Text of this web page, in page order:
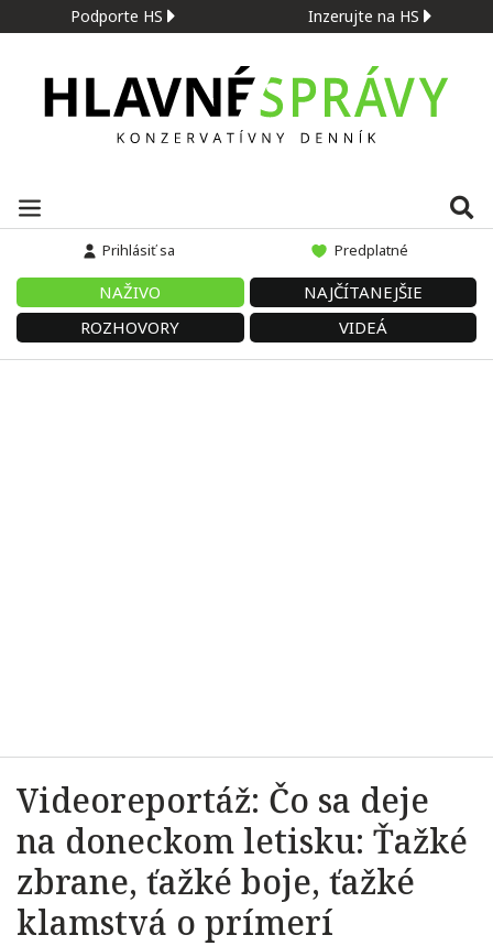
Podporte HS Inzerujte na HS
Prihlásiť sa Predplatné
NAŽIVO
NAJČÍTANEJŠIE
ROZHOVORY
VIDEÁ
Videoreportáž: Čo sa deje
na doneckom letisku: Ťažké
zbrane, ťažké boje, ťažké
klamstvá o prímerí